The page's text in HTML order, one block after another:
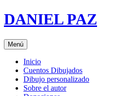
Saltar
al
DANIEL PAZ
Menú
Inicio
Cuentos Dibujados
Dibujo personalizado
Sobre el autor